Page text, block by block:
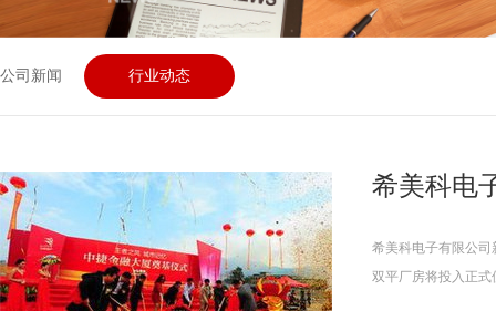
公司新闻 行业动态
希美科电
希美科电子有限公
双平厂房将投入正